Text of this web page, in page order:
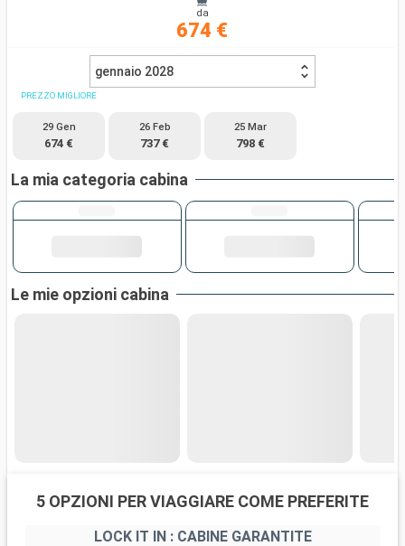
da
674 €
gennaio 2028
PREZZO MIGLIORE
29 Gen
674 €
26 Feb
737 €
25 Mar
798 €
La mia categoria cabina
Le mie opzioni cabina
5 OPZIONI PER VIAGGIARE COME PREFERITE
LOCK IT IN : CABINE GARANTITE
Ricerca